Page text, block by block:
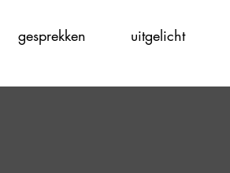
gesprekken uitgelicht